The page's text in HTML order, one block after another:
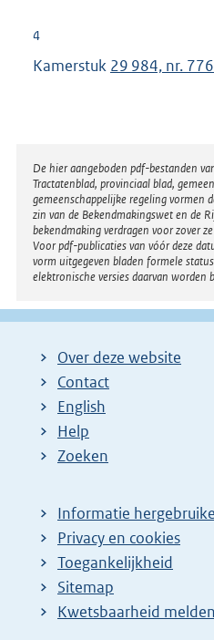
4
Kamerstuk 29 984, nr. 776
Disclaimer
De hier aangeboden pdf-bestanden
Tractatenblad, provinciaal blad,
gemeenschappelijke regeling vormen
zin van de Bekendmakingswet en de
bekendmaking verdragen voor zover
Voor pdf-publicaties van vóór deze
vorm uitgegeven bladen formele
elektronische versies daarvan worden
Over deze website
Contact
English
Help
Zoeken
Informatie
Privacy en cookies
Toegankelijkheid
Sitemap
E
Kwetsbaarheid melden